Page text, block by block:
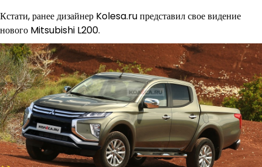
Кстати, ранее дизайнер Kolesa.ru представил свое видение
нового Mitsubishi L200.